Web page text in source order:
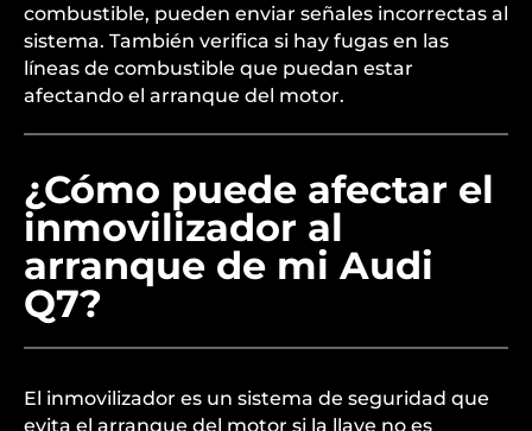
combustible, pueden enviar señales incorrectas al
sistema. También verifica si hay fugas en las
líneas de combustible que puedan estar
afectando el arranque del motor.
¿Cómo puede afectar el
inmovilizador al
arranque de mi Audi
Q7?
El inmovilizador es un sistema de seguridad que
evita el arranque del motor si la llave no es